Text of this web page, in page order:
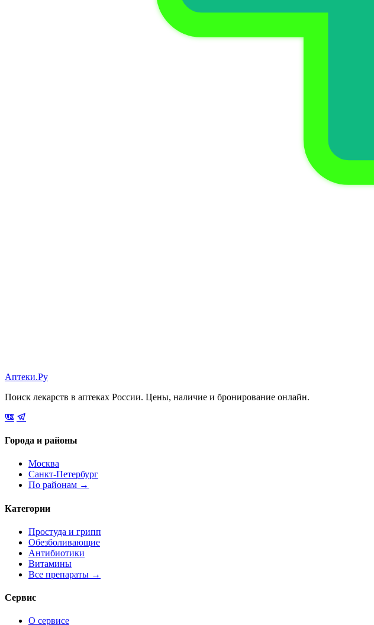
Аптеки.Ру
Поиск лекарств в аптеках России. Цены, наличие и бронирование онлайн.
Города и районы
Москва
Санкт-Петербург
По районам →
Категории
Простуда и грипп
Обезболивающие
Антибиотики
Витамины
Все препараты →
Сервис
О сервисе